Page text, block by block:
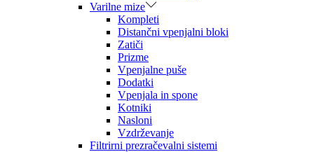
Varilne mize
Kompleti
Distančni vpenjalni bloki
Zatiči
Prizme
Vpenjalne puše
Dodatki
Vpenjala in spone
Kotniki
Nasloni
Vzdrževanje
Filtrirni prezračevalni sistemi